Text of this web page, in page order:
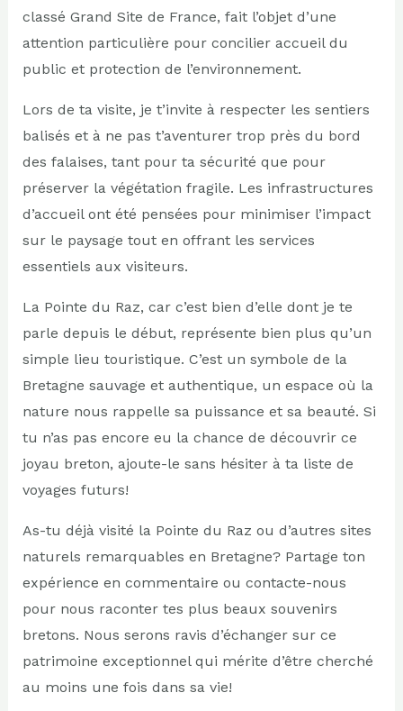
classé Grand Site de France, fait l’objet d’une
attention particulière pour concilier accueil du
public et protection de l’environnement.
Lors de ta visite, je t’invite à respecter les sentiers
balisés et à ne pas t’aventurer trop près du bord
des falaises, tant pour ta sécurité que pour
préserver la végétation fragile. Les infrastructures
d’accueil ont été pensées pour minimiser l’impact
sur le paysage tout en offrant les services
essentiels aux visiteurs.
La Pointe du Raz, car c’est bien d’elle dont je te
parle depuis le début, représente bien plus qu’un
simple lieu touristique. C’est un symbole de la
Bretagne sauvage et authentique, un espace où la
nature nous rappelle sa puissance et sa beauté. Si
tu n’as pas encore eu la chance de découvrir ce
joyau breton, ajoute-le sans hésiter à ta liste de
voyages futurs!
As-tu déjà visité la Pointe du Raz ou d’autres sites
naturels remarquables en Bretagne? Partage ton
expérience en commentaire ou contacte-nous
pour nous raconter tes plus beaux souvenirs
bretons. Nous serons ravis d’échanger sur ce
patrimoine exceptionnel qui mérite d’être cherché
au moins une fois dans sa vie!